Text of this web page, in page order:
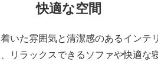
快適な空間
いた雰囲気と清潔感のあるインテ
リラックスできるソファや快適な